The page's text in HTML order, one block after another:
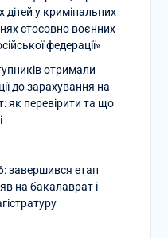
дітей у кримінальних
стосовно воєнних
федерації»
отримали
до зарахування на
як перевірити та що
завершився етап
на бакалаврат і